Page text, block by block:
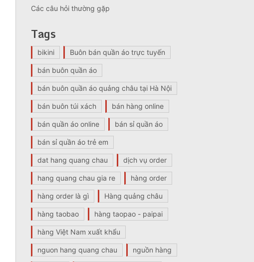
Các câu hỏi thường gặp
Tags
bikini Buôn bán quần áo trực tuyến
bán buôn quần áo
bán buôn quần áo quảng châu tại Hà Nội
bán buôn túi xách bán hàng online
bán quần áo online bán sỉ quần áo
bán sỉ quần áo trẻ em
dat hang quang chau dịch vụ order
hang quang chau gia re hàng order
hàng order là gì Hàng quảng châu
hàng taobao hàng taopao - paipai
hàng Việt Nam xuất khẩu
nguon hang quang chau nguồn hàng